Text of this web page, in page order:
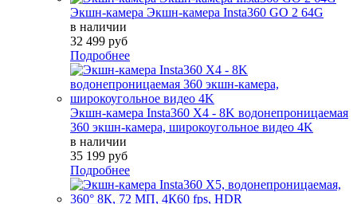
Экшн-камера Экшн-камера Insta360 GO 2 64G
в наличии
32 499 руб
Подробнее
Экшн-камера Insta360 X4 - 8K водонепроницаемая
360 экшн-камера, широкоугольное видео 4K
в наличии
35 199 руб
Подробнее